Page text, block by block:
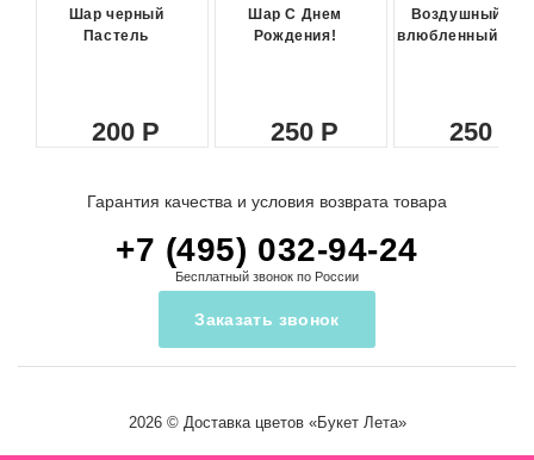
Шар черный
Пастель
200
Шар С Днем
Рождения!
250
Воздушный
влюбленный
250
Гарантия качества и условия возврата товара
+7 (495) 032-94-24
Бесплатный звонок по России
Заказать звонок
2026 © Доставка цветов«Букет Лета»